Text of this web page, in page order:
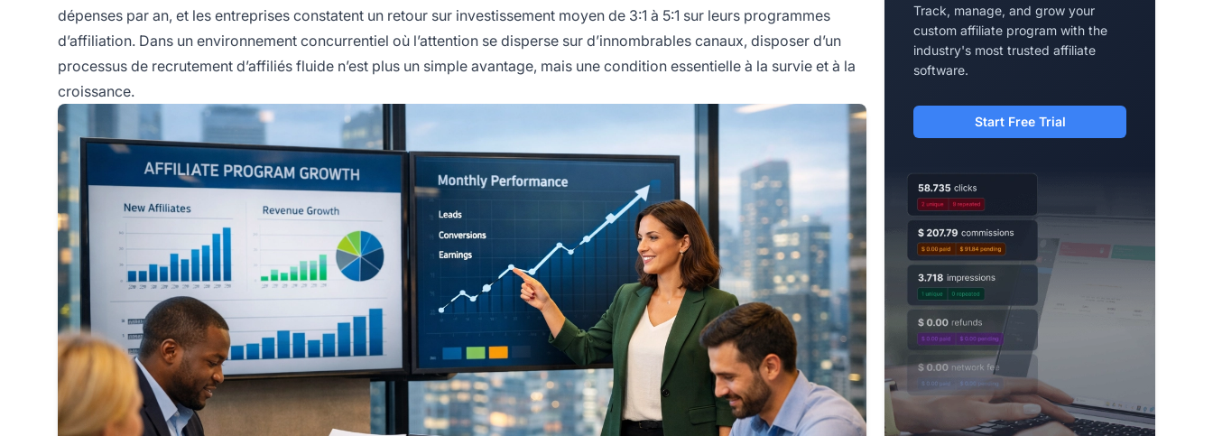
dépenses par an, et les entreprises constatent un retour sur investissement moyen de 3:1 à 5:1 sur leurs programmes
d’affiliation. Dans un environnement concurrentiel où l’attention se disperse sur d’innombrables canaux, disposer d’un
processus de recrutement d’affiliés fluide n’est plus un simple avantage, mais une condition essentielle à la survie et à la
croissance.
Track, manage, and grow your
custom affiliate program with the
industry's most trusted affiliate
software.
Start Free Trial